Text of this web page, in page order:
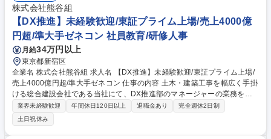
ジニア』という側面もありますので、「自らの手で作った、自らの手で立
ち上げた」”自分のプラント”という愛着とともに、心に残る仕事ができま
す。 募集職種 【プラント工事/海外】水処理業界NO.1/プライム上場/グロ
ーバルに活躍したい方
株式会社熊谷組
【DX推進】未経験歓迎/東証プライム上場/売上4000億
円超/準大手ゼネコン 社員教育/研修人事
月給34万円以上
東京都新宿区
企業名 株式会社熊谷組 求人名 【DX推進】未経験歓迎/東証プライム上場/
売上4000億円超/準大手ゼネコン 仕事の内容 土木・建築工事を幅広く手掛
ける総合建設会社である当社にて、DX推進部のマネージャーの業務をサ
ポートしていただきます。社内のDX推進に向けた資料作成をはじめとし
た業務全般のサポートをお願いします。 ■全社員に向けたIT研修：ITツー
ルの普及を通して社員の業務効率向上 ■ITツール等の利用浸透：生成 AI の
利用浸透をはじめ、高水準の利便性、安全性を兼ね備えたICT環境の実現
業界未経験歓迎 年間休日120日以上 退職金あり
完全週休2日制
土日祝休み